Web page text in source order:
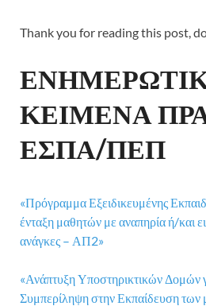
Thank you for reading this post,
ΚΕΙΜΕΝΑ
ΕΣΠΑ/ΠΕΠ
«Πρόγραμμα Εξειδικευμένης
ένταξη μαθητών με αναπηρία ή/και
ανάγκες – ΑΠ2»
«Ανάπτυξη Υποστηρικτικών Δομών
Συμπερίληψη στην Εκπαίδευση των